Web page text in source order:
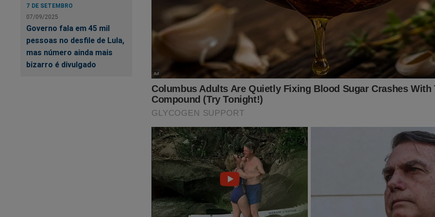
7 DE SETEMBRO
07/09/2025
Governo fala em 45 mil
pessoas no desfile de Lula,
mas número ainda mais
bizarro é divulgado
mas ser capaz de encontrar um oásis no recôndito da sua
(Fernando Pessoa)